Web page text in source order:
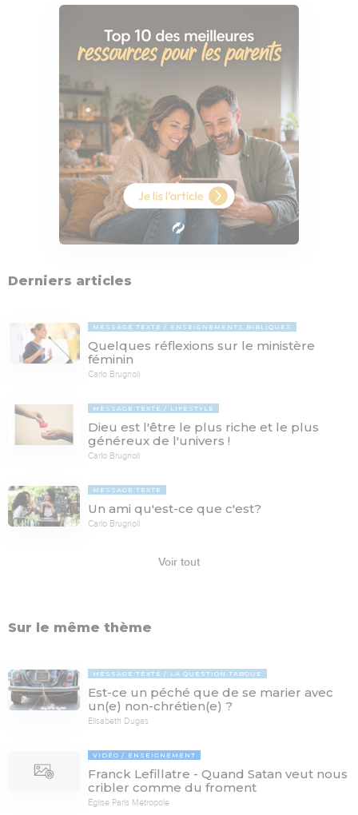
Derniers articles
MESSAGE TEXTE ENSEIGNEMENTS BIBLIQUES
Quelques réflexions sur le ministère
féminin
Carlo Brugnoli
MESSAGE TEXTE LIFESTYLE
Dieu est l'être le plus riche et le plus
généreux de l'univers !
Carlo Brugnoli
MESSAGE TEXTE
Un ami qu'est-ce que c'est?
Carlo Brugnoli
Voir tout
Sur le même thème
MESSAGE TEXTE LA QUESTION TABOUE
Est-ce un péché que de se marier avec
un(e) non-chrétien(e) ?
Elisabeth Dugas
VIDÉO ENSEIGNEMENT
Franck Lefillatre - Quand Satan veut nous
cribler comme du froment
Église Paris Métropole